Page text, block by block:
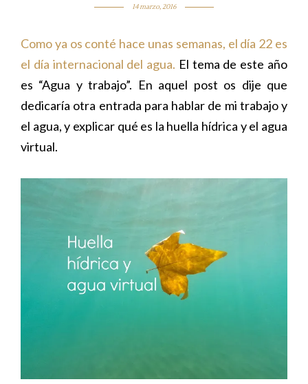
14 marzo, 2016
Como ya os conté hace unas semanas, el día 22 es
el día internacional del agua. El tema de este año
es “Agua y trabajo”. En aquel post os dije que
dedicaría otra entrada para hablar de mi trabajo y
el agua, y explicar qué es la huella hídrica y el agua
virtual.